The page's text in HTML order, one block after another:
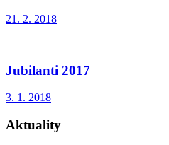
21. 2. 2018
Jubilanti 2017
3. 1. 2018
Aktuality